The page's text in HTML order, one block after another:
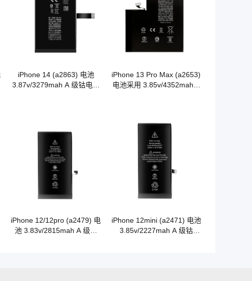
iPhone 14 (a2863) 电池
3.87v/3279mah A 级钴电池
iPhone 13 Pro Max (a2653)
电池采用 3.85v/4352mah A
iPhone 12/12pro (a2479) 电
池 3.83v/2815mah A 级钴
iPhone 12mini (a2471) 电池
3.85v/2227mah A 级钴